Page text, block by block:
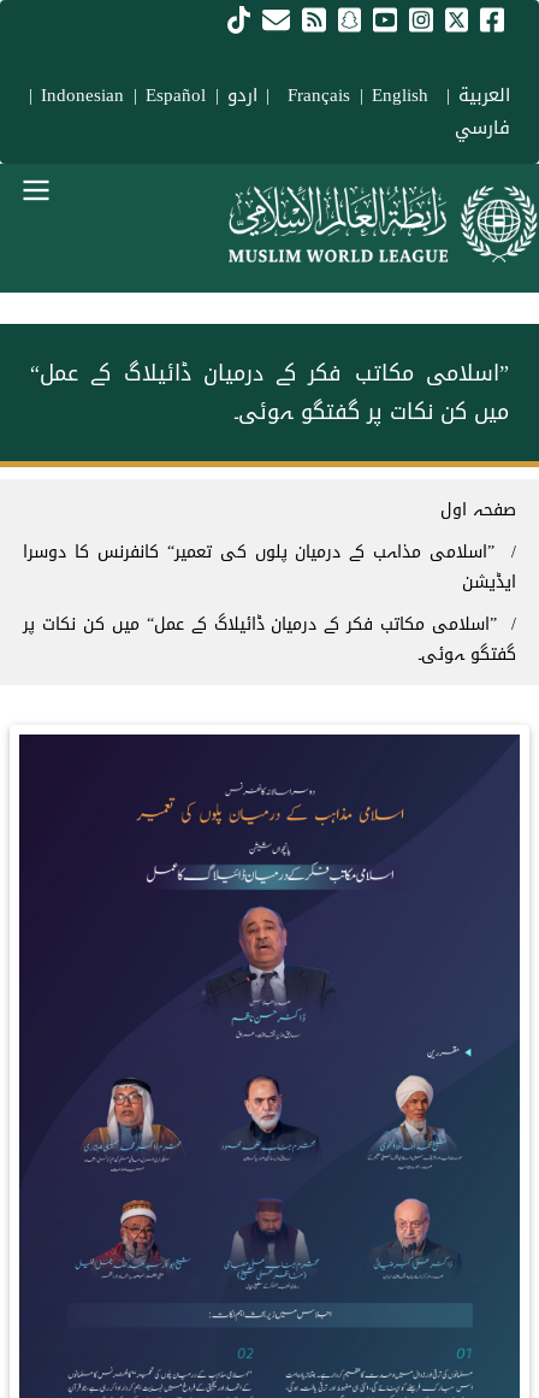
Skip to main content
العربية |
Français
| English
| اردو |
Indonesian |Español
|
فارسي
”اسلامی مکاتب فکر کے درمیان ڈائیلاگ کے عمل“
میں کن نکات پر گفتگو ہوئی۔
Breadcrumb
صفحہ اول
”اسلامی مذاہب کے درمیان پلوں کی تعمیر“ کانفرنس کا دوسرا
ایڈیشن
”اسلامی مکاتب فکر کے درمیان ڈائیلاگ کے عمل“ میں کن نکات پر
گفتگو ہوئی۔